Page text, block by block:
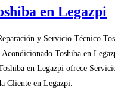
en Legazpi
y Servicio Técnico
Acondicionado Toshiba en
en Legazpi ofrece
Cliente en Legazpi.